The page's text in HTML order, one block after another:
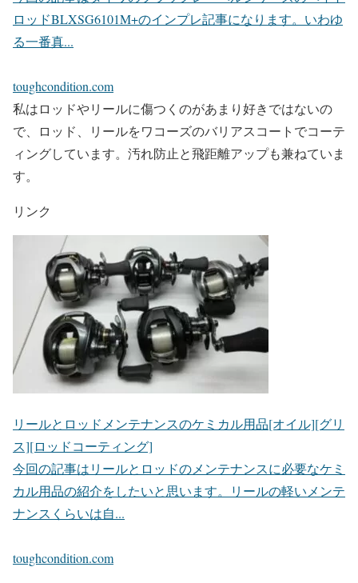
ロッドBLXSG6101M+のインプレ記事になります。いわゆ
る一番真...
toughcondition.com
私はロッドやリールに傷つくのがあまり好きではないの
で、ロッド、リールをワコーズのバリアスコートでコーテ
ィングしています。汚れ防止と飛距離アップも兼ねていま
す。
リンク
リールとロッドメンテナンスのケミカル用品[オイル][グリ
ス][ロッドコーティング]
今回の記事はリールとロッドのメンテナンスに必要なケミ
カル用品の紹介をしたいと思います。リールの軽いメンテ
ナンスくらいは自...
toughcondition.com